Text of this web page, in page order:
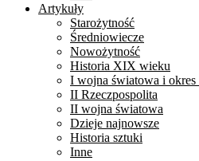
Artykuły
Starożytność
Średniowiecze
Nowożytność
Historia XIX wieku
I wojna światowa i
II Rzeczpospolita
II wojna światowa
Dzieje najnowsze
Historia sztuki
Inne